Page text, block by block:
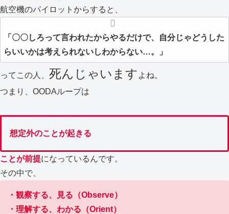
航空機のパイロットからすると、
「〇〇しろって言われたからやるだけで、自分じゃどうした
らいいかは考えられないしわからない…。」
ってこの人、 死んじゃいます よね。
つまり、OODAループは
想定外のことが起きる
ことが前提になっているんです。
その中で、
・観察する、見る（Observe）
・理解する、わかる（Orient）